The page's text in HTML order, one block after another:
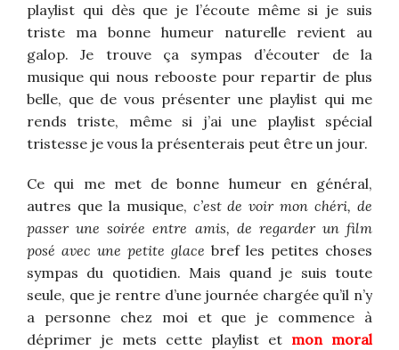
playlist qui dès que je l’écoute même si je suis
triste ma bonne humeur naturelle revient au
galop. Je trouve ça sympas d’écouter de la
musique qui nous rebooste pour repartir de plus
belle, que de vous présenter une playlist qui me
rends triste, même si j’ai une playlist spécial
tristesse je vous la présenterais peut être un jour.
Ce qui me met de bonne humeur en général,
autres que la musique, c’est de voir mon chéri, de
passer une soirée entre amis, de regarder un film
posé avec une petite glace bref les petites choses
sympas du quotidien. Mais quand je suis toute
seule, que je rentre d’une journée chargée qu’il n’y
a personne chez moi et que je commence à
déprimer je mets cette playlist et mon moral